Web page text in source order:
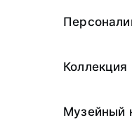
Коллекция
Музейный